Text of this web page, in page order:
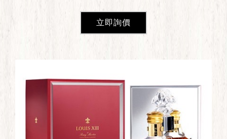
立即詢價